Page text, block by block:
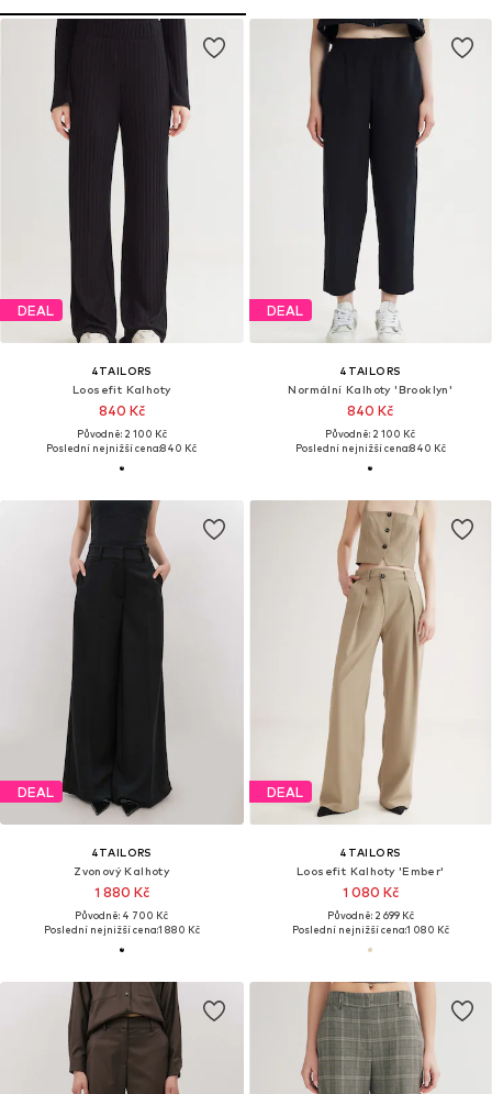
DEAL
4TAILORS
Loosefit Kalhoty
840 Kč
Původně: 2 100 Kč
Poslední nejnižší cena:840 Kč
DEAL
4TAILORS
Normální Kalhoty 'Brooklyn'
840 Kč
Původně: 2 100 Kč
Poslední nejnižší cena:840 Kč
DEAL
4TAILORS
Zvonový Kalhoty
1 880 Kč
Původně: 4 700 Kč
Poslední nejnižší cena:1 880 Kč
DEAL
4TAILORS
Loosefit Kalhoty 'Ember'
1 080 Kč
Původně: 2 699 Kč
Poslední nejnižší cena:1 080 Kč